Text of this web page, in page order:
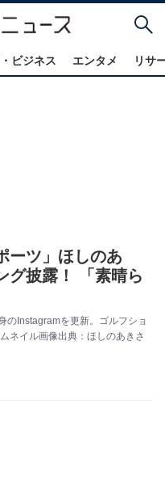
ビジネス エンタメ リサ
ーツ」ほしのあ
グ披露！ 「素晴ら
のInstagramを更新。ゴルフショ
ネイル画像出典：ほしのあきさ